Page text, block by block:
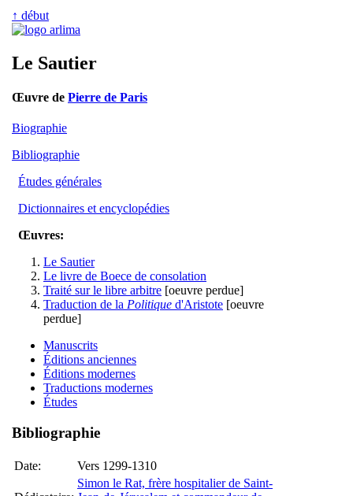
↑ début
Le Sautier
Œuvre de Pierre de Paris
Biographie
Bibliographie
Études générales
Dictionnaires et encyclopédies
Œuvres:
Le Sautier
Le livre de Boece de consolation
Traité sur le libre arbitre [oeuvre perdue]
Traduction de la Politique d'Aristote [oeuvre
perdue]
Manuscrits
Éditions anciennes
Éditions modernes
Traductions modernes
Études
Bibliographie
Date: Vers 1299-1310
Simon le Rat, frère hospitalier de Saint-